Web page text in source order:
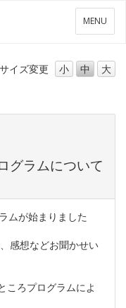
メ
ニ
ー
MENU
イズ変更 小 中 大
グラムについて
ムが始まりました
感想などお聞かせい
ころプログラムによ